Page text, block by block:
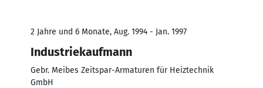
2 Jahre und 6 Monate, Aug. 1994 - Jan. 1997
Industriekaufmann
Gebr. Meibes Zeitspar-Armaturen für Heiztechnik
GmbH